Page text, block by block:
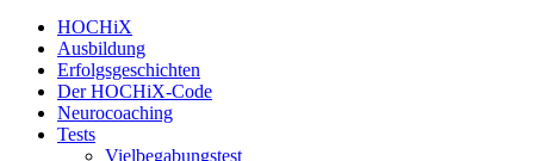
HOCHiX
Ausbildung
Erfolgsgeschichten
Der HOCHiX-Code
Neurocoaching
Tests
Vielbegabungstest